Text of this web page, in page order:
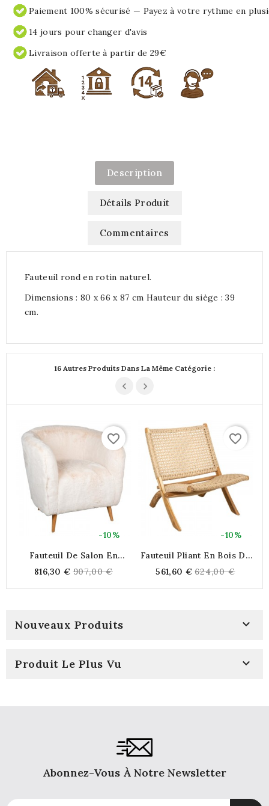
Paiement 100% sécurisé — Payez à votre rythme en
14 jours pour changer d'avis
Livraison offerte à partir de 29€
Description
Détails Produit
Commentaires
Fauteuil rond en rotin naturel.
Dimensions : 80 x 66 x 87 cm Hauteur du siège : 39
cm.
16 Autres Produits Dans La Même Catégorie :
-10%
favorite_border
Fauteuil De Salon En
Pieds En Bois
816,30 € Regular
price
907,00 €
-10%
favorite_border
Fauteuil Pliant En Bois De
561,60 € Regular
price
624,00 €
Nouveaux Produits 
Produit Le Plus Vu 
Abonnez-Vous À Notre Newsletter